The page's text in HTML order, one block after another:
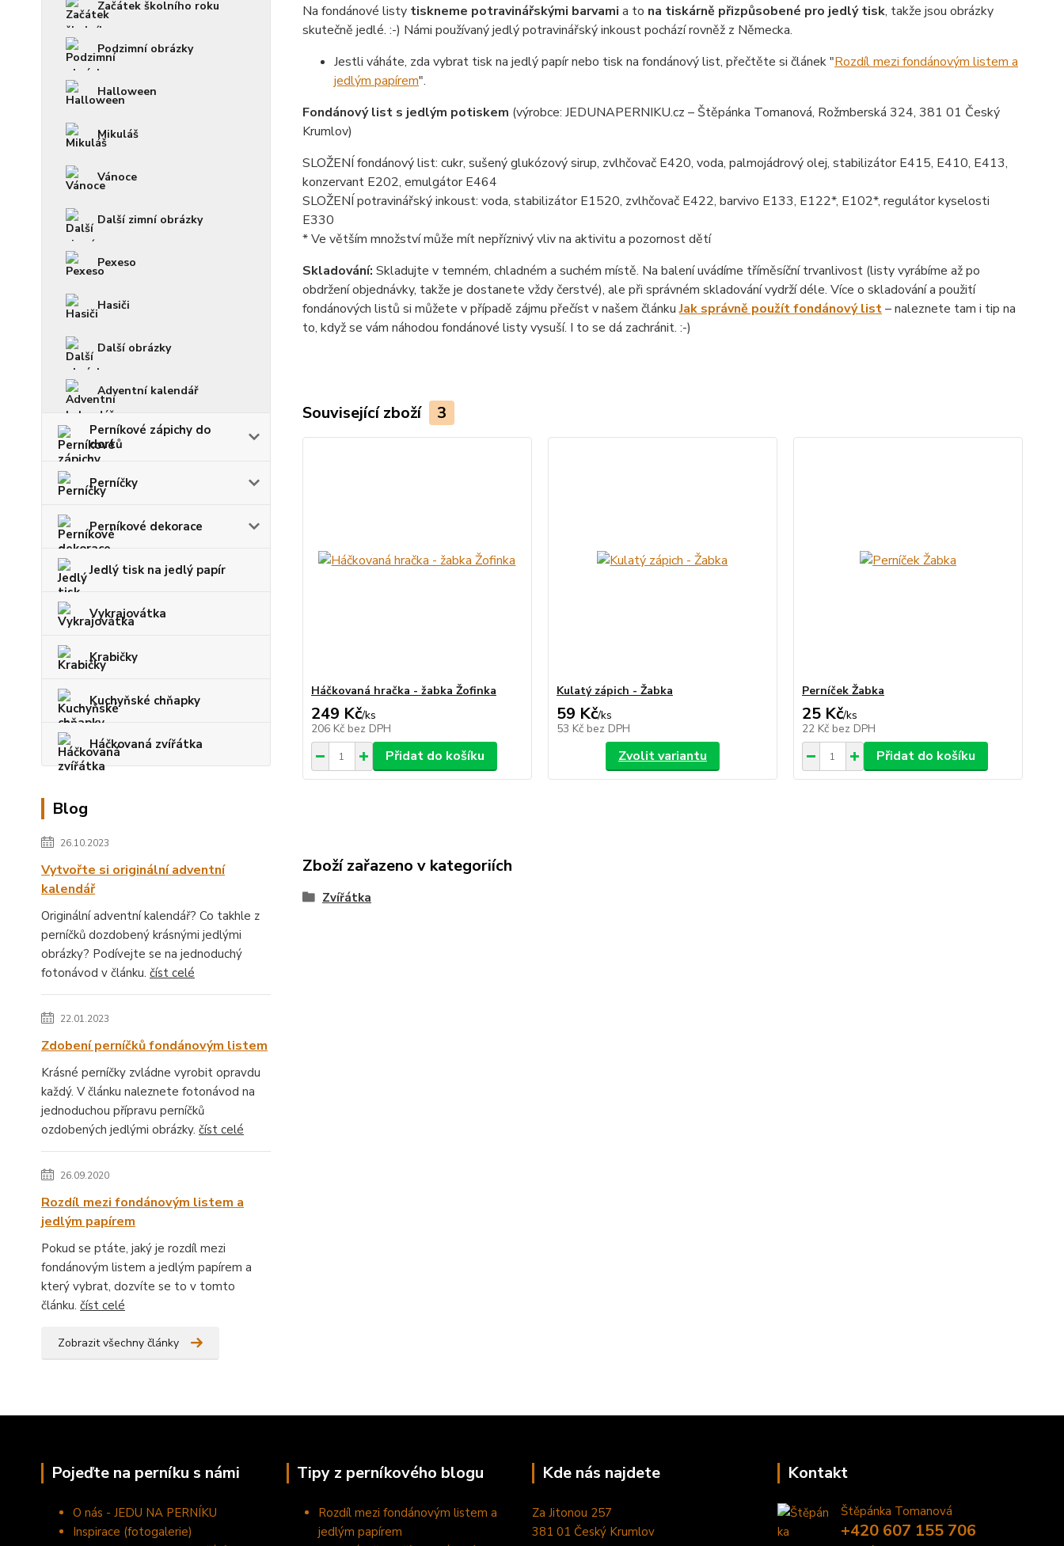
Začátek školního roku
Podzimní obrázky
Halloween
Mikuláš
Vánoce
Další zimní obrázky
Pexeso
Hasiči
Další obrázky
Adventní kalendář
Perníkové zápichy do
dortů
Perníčky
Perníkové dekorace
Jedlý tisk na jedlý papír
Vykrajovátka
Krabičky
Kuchyňské chňapky
Háčkovaná zvířátka
Blog
26.10.2023
Vytvořte si originální adventní
kalendář
Originální adventní kalendář? Co takhle z
perníčků dozdobený krásnými jedlými
obrázky? Podívejte se na jednoduchý
fotonávod v článku. číst celé
22.01.2023
Zdobení perníčků fondánovým listem
Krásné perníčky zvládne vyrobit opravdu
každý. V článku naleznete fotonávod na
jednoduchou přípravu perníčků
ozdobených jedlými obrázky. číst celé
26.09.2020
Rozdíl mezi fondánovým listem a
jedlým papírem
Pokud se ptáte, jaký je rozdíl mezi
fondánovým listem a jedlým papírem a
který vybrat, dozvíte se to v tomto
článku. číst celé
Zobrazit všechny články
Na fondánové listy tiskneme potravinářskými barvami a to na tiskárně přizpůsobené pro jedlý tisk, takže jsou obrázky
skutečně jedlé. :-) Námi používaný jedlý potravinářský inkoust pochází rovněž z Německa.
Jestli váháte, zda vybrat tisk na jedlý papír nebo tisk na fondánový list, přečtěte si článek "Rozdíl mezi fondánovým listem a
jedlým papírem".
Fondánový list s jedlým potiskem (výrobce: JEDUNAPERNIKU.cz – Štěpánka Tomanová, Rožmberská 324, 381 01 Český
Krumlov)
SLOŽENÍ fondánový list: cukr, sušený glukózový sirup, zvlhčovač E420, voda, palmojádrový olej, stabilizátor E415, E410, E413,
konzervant E202, emulgátor E464
SLOŽENÍ potravinářský inkoust: voda, stabilizátor E1520, zvlhčovač E422, barvivo E133, E122*, E102*, regulátor kyselosti
E330
* Ve větším množství může mít nepříznivý vliv na aktivitu a pozornost dětí
Skladování: Skladujte v temném, chladném a suchém místě. Na balení uvádíme tříměsíční trvanlivost (listy vyrábíme až po
obdržení objednávky, takže je dostanete vždy čerstvé), ale při správném skladování vydrží déle. Více o skladování a použití
fondánových listů si můžete v případě zájmu přečíst v našem článkuJak správně použít fondánový list– naleznete tam i tip na
to, když se vám náhodou fondánové listy vysuší. I to se dá zachránit. :-)
Související zboží 3
Háčkovaná hračka - žabka Žofinka
249 Kč/ks
206 Kč bez DPH
Přidat do košíku
Kulatý zápich - Žabka
59 Kč/ks
53 Kč bez DPH
Zvolit variantu
Perníček Žabka
25 Kč/ks
22 Kč bez DPH
Přidat do košíku
Zboží zařazeno v kategoriích
Zvířátka
Pojeďte na perníku s námi
O nás - JEDU NA PERNÍKU
Inspirace (fotogalerie)
Tipy z perníkového blogu
Rozdíl mezi fondánovým listem a
jedlým papírem
Kde nás najdete
Za Jitonou 257
381 01 Český Krumlov
Kontakt
Štěpánka Tomanová
+420 607 155 706